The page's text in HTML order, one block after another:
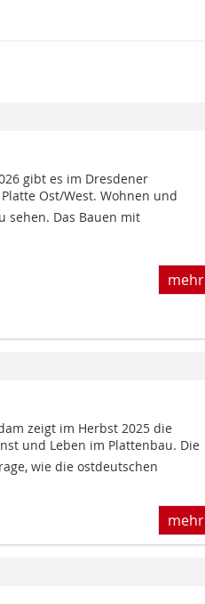
gibt es im Dresdener
Ost/West. Wohnen und
sehen. Das Bauen mit
mehr
zeigt im Herbst 2025 die
und Leben im Plattenbau. Die
wie die ostdeutschen
mehr